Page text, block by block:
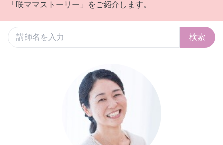
「咲ママストーリー」をご紹介します。
検索